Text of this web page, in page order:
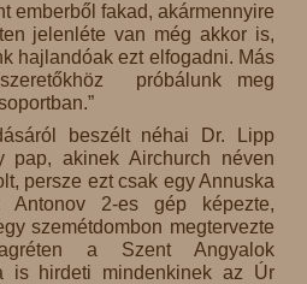
emberből fakad, akármennyire
jelenléte van még akkor is,
hajlandóak ezt elfogadni. Más
próbálunk meg
beszélt néhai Dr. Lipp
pap, akinek Airchurch néven
persze ezt csak egy Annuska
Antonov 2-es gép képezte,
szemétdombon megtervezte
a Szent Angyalok
is hirdeti mindenkinek az Úr